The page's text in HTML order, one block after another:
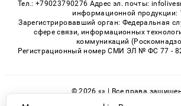
Тел.: +79023790276 Адрес эл. почты:
информационной продукции:
Зарегистрировавший орган: Федеральная
сфере связи, информационных
коммуникаций
Регистрационный номер СМИ ЭЛ № ФС 77 -
© 2026 «» | Все права